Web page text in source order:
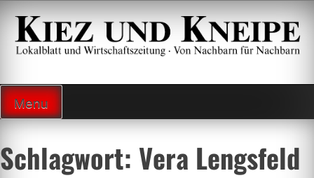
Zum
Inhalt
springen
Menu
Schlagwort: Vera Lengsfeld